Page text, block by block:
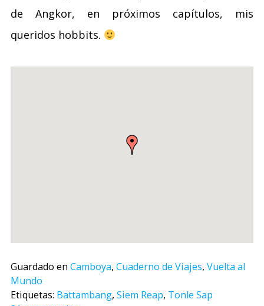
de Angkor, en próximos capítulos, mis
queridos hobbits.
Guardado en Camboya, Cuaderno de Viajes, Vuelta al
Mundo
Etiquetas: Battambang, Siem Reap, Tonle Sap